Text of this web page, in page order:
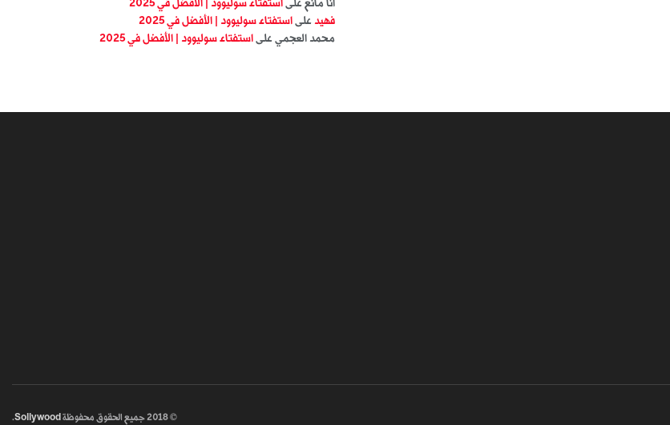
انا مانع على استفتاء سوليوود | الأفضل في 2025
فهيد على استفتاء سوليوود | الأفضل في 2025
محمد العجمي على استفتاء سوليوود | الأفضل في 2025
© 2018 جميع الحقوق محفوظة Sollywood
.